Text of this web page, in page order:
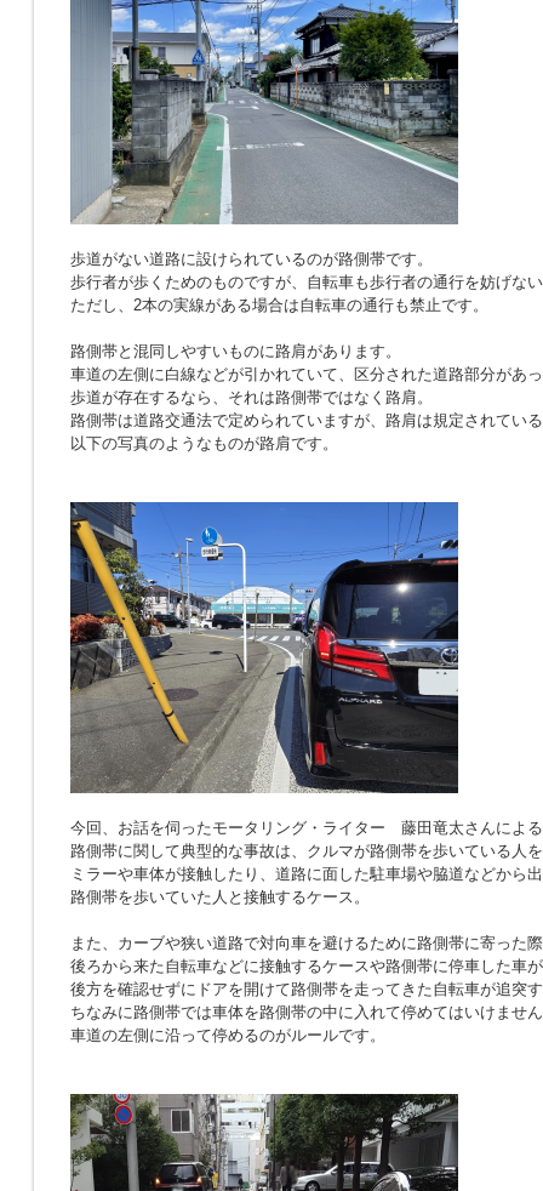
歩道がない道路に設けられているのが路側帯です。
歩行者が歩くためのものですが、自転車も歩行者の通行を妨げな
ただし、2本の実線がある場合は自転車の通行も禁止です。
路側帯と混同しやすいものに路肩があります。
車道の左側に白線などが引かれていて、区分された道路部分があ
歩道が存在するなら、それは路側帯ではなく路肩。
路側帯は道路交通法で定められていますが、路肩は規定されてい
以下の写真のようなものが路肩です。
今回、お話を伺ったモータリング・ライター 藤田竜太さんによ
路側帯に関して典型的な事故は、クルマが路側帯を歩いている人
ミラーや車体が接触したり、道路に面した駐車場や脇道などから
路側帯を歩いていた人と接触するケース。
また、カーブや狭い道路で対向車を避けるために路側帯に寄った
後ろから来た自転車などに接触するケースや路側帯に停車した車
後方を確認せずにドアを開けて路側帯を走ってきた自転車が追突
ちなみに路側帯では車体を路側帯の中に入れて停めてはいけませ
車道の左側に沿って停めるのがルールです。